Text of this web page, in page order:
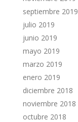
septiembre 2019
julio 2019
junio 2019
mayo 2019
marzo 2019
enero 2019
diciembre 2018
noviembre 2018
octubre 2018